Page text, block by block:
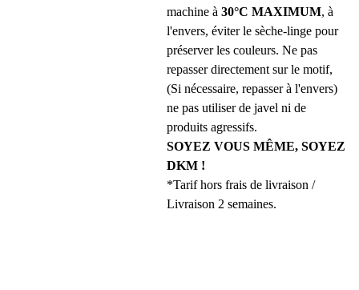
machine à 30°C MAXIMUM, à
l'envers, éviter le sèche-linge pour
préserver les couleurs. Ne pas
repasser directement sur le motif,
(Si nécessaire, repasser à l'envers)
ne pas utiliser de javel ni de
produits agressifs.
SOYEZ VOUS MÊME, SOYEZ
DKM !
*Tarif hors frais de livraison /
Livraison 2 semaines.